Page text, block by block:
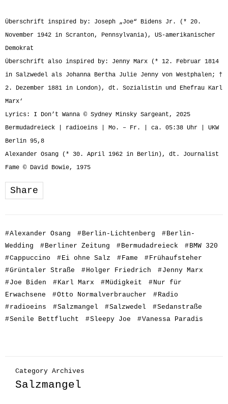
Überschrift inspired by: Joseph „Joe“ Bidens Jr. (* 20.
November 1942 in Scranton, Pennsylvania), US-amerikanischer
Demokrat
Überschrift also inspired by: Jenny Marx (* 12. Februar 1814
in Salzwedel als Johanna Bertha Julie Jenny von Westphalen; †
2. Dezember 1881 in London), dt. Sozialistin und Ehefrau Karl
Marx‘
Lyrics: I Don’t Wanna © Sydney Minsky Sargeant, 2025
Bermudadreieck | radioeins | Mo. – Fr. | ca. 05:38 Uhr | UKW
Berlin 95,8
Alexander Osang (* 30. April 1962 in Berlin), dt. Journalist
Fame © David Bowie, 1975
Share
#Alexander Osang #Berlin-Lichtenberg #Berlin-
Wedding
#Berliner Zeitung #Bermudadreieck #BMW 320
#Cappuccino #Ei ohne Salz #Fame #Frühaufsteher
#Grüntaler Straße #Holger Friedrich #Jenny Marx
#Joe Biden #Karl Marx #Müdigkeit #Nur für
Erwachsene
#Otto Normalverbraucher #Radio
#radioeins #Salzmangel #Salzwedel #Sedanstraße
#Senile Bettflucht #Sleepy Joe #Vanessa Paradis
Category Archives
Salzmangel